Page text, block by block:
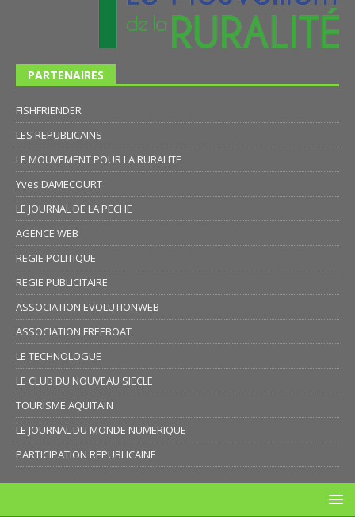
PARTENAIRES
FISHFRIENDER
LES REPUBLICAINS
LE MOUVEMENT POUR LA RURALITE
Yves DAMECOURT
LE JOURNAL DE LA PECHE
AGENCE WEB
REGIE POLITIQUE
REGIE PUBLICITAIRE
ASSOCIATION EVOLUTIONWEB
ASSOCIATION FREEBOAT
LE TECHNOLOGUE
LE CLUB DU NOUVEAU SIECLE
TOURISME AQUITAIN
LE JOURNAL DU MONDE NUMERIQUE
PARTICIPATION REPUBLICAINE